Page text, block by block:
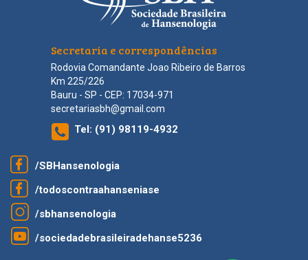
Secretaria e correspondências
Rodovia Comandante Joao Ribeiro de Barros
Km 225/226
Bauru - SP - CEP: 17034-971
secretariasbh@gmail.com
Tel: (91) 98119-4932
/SBHansenologia
/todoscontraahanseniase
/sbhansenologia
/sociedadebrasileiradehanse5236